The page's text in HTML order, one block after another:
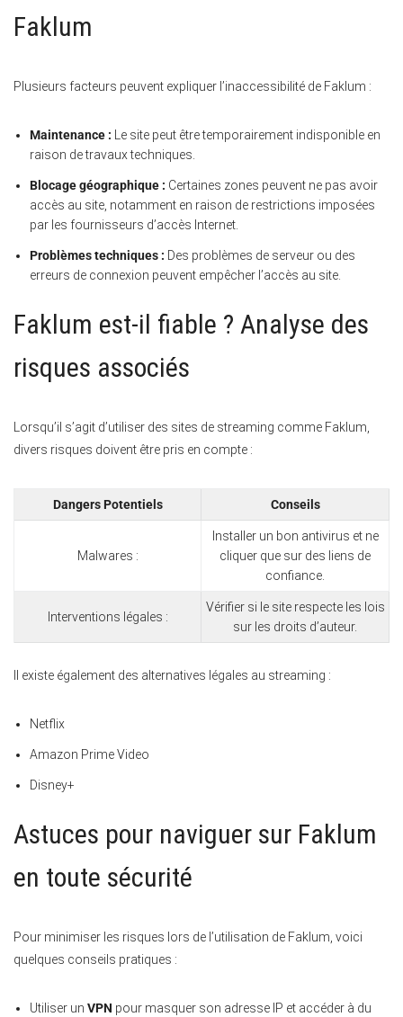
Faklum
Plusieurs facteurs peuvent expliquer l’inaccessibilité de Faklum :
Maintenance : Le site peut être temporairement indisponible en
raison de travaux techniques.
Blocage géographique : Certaines zones peuvent ne pas avoir
accès au site, notamment en raison de restrictions imposées
par les fournisseurs d’accès Internet.
Problèmes techniques : Des problèmes de serveur ou des
erreurs de connexion peuvent empêcher l’accès au site.
Faklum est-il fiable ? Analyse des
risques associés
Lorsqu’il s’agit d’utiliser des sites de streaming comme Faklum,
divers risques doivent être pris en compte :
Dangers Potentiels Conseils
Malwares :
Installer un bon antivirus et ne
cliquer que sur des liens de
confiance.
Interventions légales :
Vérifier si le site respecte les lois
sur les droits d’auteur.
Il existe également des alternatives légales au streaming :
Netflix
Amazon Prime Video
Disney+
Astuces pour naviguer sur Faklum
en toute sécurité
Pour minimiser les risques lors de l’utilisation de Faklum, voici
quelques conseils pratiques :
Utiliser un VPN pour masquer son adresse IP et accéder à du